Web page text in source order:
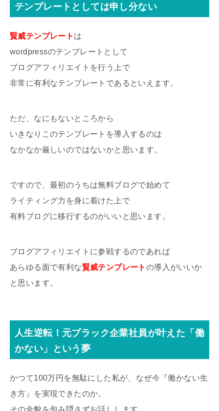
テンプレートとしては申し分ない
賢威テンプレート は
wordpressのテンプレートとして
ブログアフィリエイトを行う上で
非常に有利なテンプレートであるといえます。
ただ、なにもないところから
いきなりこのテンプレートを導入するのは
なかなか厳しいのではないかと思います。
ですので、最初のうちは無料ブログで始めて
ライティング力を身に着けた上で
有料ブログに移行するのがいいと思います。
ブログアフィリエイトに参戦するのであれば
あらゆる面で有利な賢威テンプレート の導入がいいか
と思います。
人生逆転！元ブラック企業社員が叶えた「働
かない」という夢
かつて100万円を無駄にした私が、なぜ今『働かない生
き方』を実現できたのか。
その全貌を包み隠さずお話しします。